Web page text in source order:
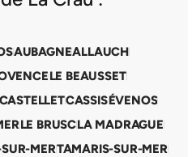
AUBAGNEALLAUCH
LE BEAUSSET
CASSISÉVENOS
LE BRUSCLA MADRAGUE
MERTAMARIS-SUR-MER